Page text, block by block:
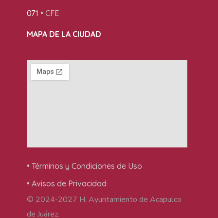
071 • CFE
MAPA DE LA CIUDAD
• Términos y Condiciones de Uso
• Avisos de Privacidad
© 2024-2027 H. Ayuntamiento de Acapulco
de Juárez.